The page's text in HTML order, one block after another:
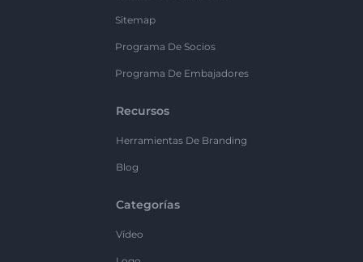
Sitemap
Programa De Socios
Programa De Embajadores
Recursos
Herramientas De Branding
Blog
Categorías
Vídeo